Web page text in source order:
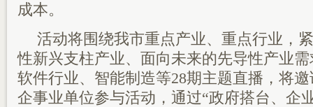
成本。
活动将围绕我市重点产业、重点行业，
性新兴支柱产业、面向未来的先导性产业
软件行业、智能制造等28期主题直播，将
企事业单位参与活动，通过“政府搭台、企